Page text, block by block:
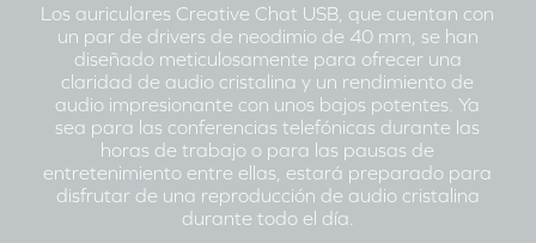
Los auriculares Creative Chat USB, que cuentan con
un par de drivers de neodimio de 40 mm, se han
diseñado meticulosamente para ofrecer una
claridad de audio cristalina y un rendimiento de
audio impresionante con unos bajos potentes. Ya
sea para las conferencias telefónicas durante las
horas de trabajo o para las pausas de
entretenimiento entre ellas, estará preparado para
disfrutar de una reproducción de audio cristalina
durante todo el día.